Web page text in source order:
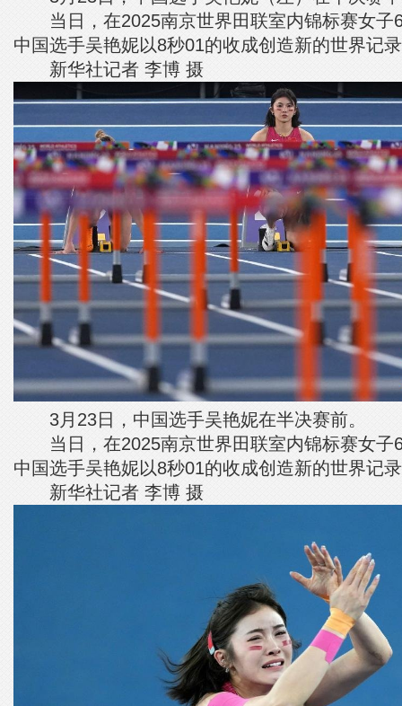
当日，在2025南京世界田联室内锦标赛女子
中国选手吴艳妮以8秒01的收成创造新的世界记
新华社记者 李博 摄
3月23日，中国选手吴艳妮在半决赛前。
当日，在2025南京世界田联室内锦标赛女子
中国选手吴艳妮以8秒01的收成创造新的世界记
新华社记者 李博 摄